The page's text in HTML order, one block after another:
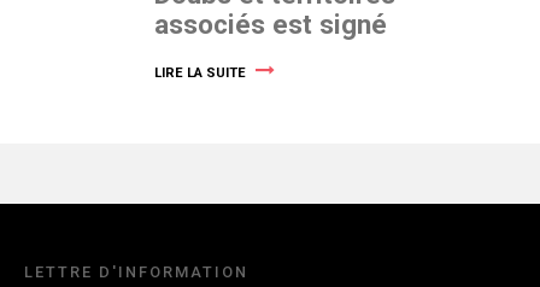
associés est signé
LIRE LA SUITE
LETTRE D'INFORMATION